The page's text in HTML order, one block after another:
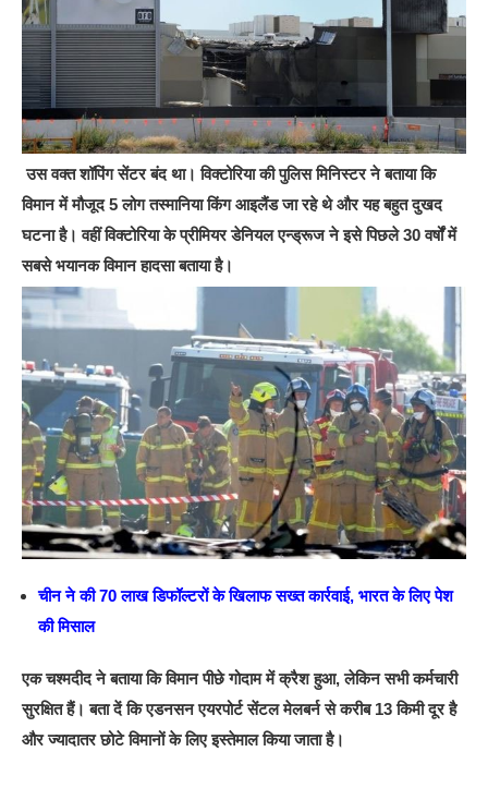
उस वक्त शॉपिंग सेंटर बंद था। विक्टोरिया की पुलिस मिनिस्टर ने बताया कि
विमान में मौजूद 5 लोग तस्मानिया किंग आइलैंड जा रहे थे और यह बहुत दुखद
घटना है। वहीं विक्टोरिया के प्रीमियर डेनियल एन्ड्रूज ने इसे पिछले 30 वर्षों में
सबसे भयानक विमान हादसा बताया है।
चीन ने की 70 लाख डिफॉल्टरों के खिलाफ सख्त कार्रवाई, भारत के लिए पेश
की मिसाल
एक चश्मदीद ने बताया कि विमान पीछे गोदाम में क्रैश हुआ, लेकिन सभी कर्मचारी
सुरक्षित हैं। बता दें कि एडनसन एयरपोर्ट सेंटल मेलबर्न से करीब 13 किमी दूर है
और ज्यादातर छोटे विमानों के लिए इस्तेमाल किया जाता है।